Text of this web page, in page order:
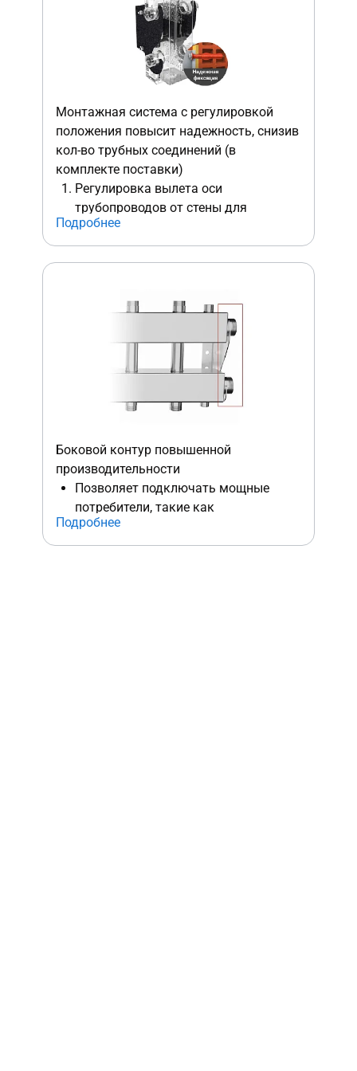
коллектора расположено подключение
Rp ½″ для ввинчивания латунной гильзы
куда и погружается термо-датчик, при
этом низковольтный провод выходит
наверх, что намного надежней и
подключения.
Монтажная система с регулировкой
положения повысит надежность, снизив
кол-во трубных соединений (в
комплекте поставки)
Регулировка вылета оси
трубопроводов от стены для
исключении лишних соединений
подводки.
Выравнивание изделия вертикально
неровной стене.
позиционирование по размеченной
оси трубопровода на стене даже при
смещении бура в пустотелом
кирпиче.
Подробнее
Боковой контур повышенной
производительности
Позволяет подключать мощные
потребители, такие как
теплообменники для подогрева
бассейнов и вентиляции.
Подробнее